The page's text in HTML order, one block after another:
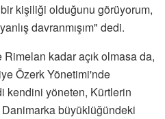
kişiliği olduğunu görüyorum,
davranmışım" dedi.
kadar açık olmasa da,
Özerk Yönetimi'nde
kendini yöneten, Kürtlerin
büyüklüğündeki